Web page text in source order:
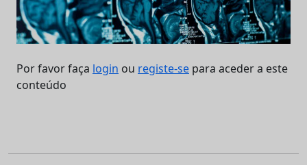
Por favor faça login ou registe-se para aceder a este
conteúdo